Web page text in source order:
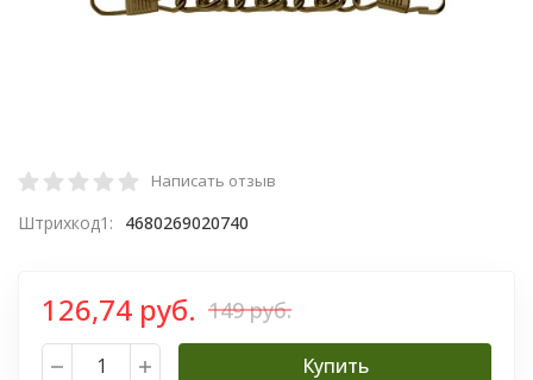
Написать отзыв
Штрихкод1: 4680269020740
126,74 руб. 149 руб.
Купить